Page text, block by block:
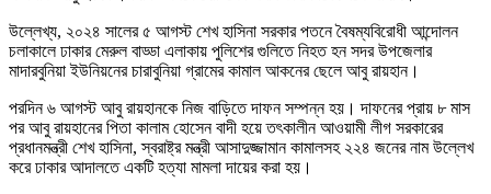
উল্লেখ্য, ২০২৪ সালের ৫ আগস্ট শেখ হাসিনা সরকার পতনে বৈষম্যবিরোধী আন্দোলন
চলাকালে ঢাকার মেরুল বাড্ডা এলাকায় পুলিশের গুলিতে নিহত হন সদর উপজেলার
মাদারবুনিয়া ইউনিয়নের চারাবুনিয়া গ্রামের কামাল আকনের ছেলে আবু রায়হান।
পরদিন ৬ আগস্ট আবু রায়হানকে নিজ বাড়িতে দাফন সম্পন্ন হয়। দাফনের প্রায় ৮ মাস
পর আবু রায়হানের পিতা কালাম হোসেন বাদী হয়ে তৎকালীন আওয়ামী লীগ সরকারের
প্রধানমন্ত্রী শেখ হাসিনা, স্বরাষ্ট্র মন্ত্রী আসাদুজ্জামান কামালসহ ২২৪ জনের নাম উল্লেখ
করে ঢাকার আদালতে একটি হত্যা মামলা দায়ের করা হয়।